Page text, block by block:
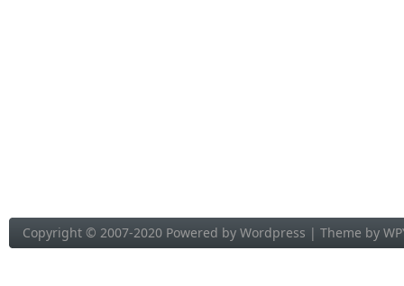
Copyright © 2007-2020 Powered by Wordpress | Theme by